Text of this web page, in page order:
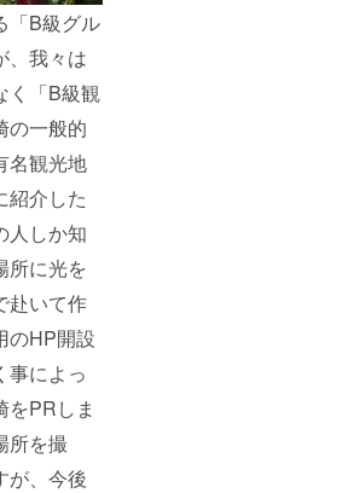
「B級グル
、我々は
く「B級観
の一般的
名観光地
紹介した
人しか知
所に光を
赴いて作
のHP開設
事によっ
をPRしま
所を撮
が、今後